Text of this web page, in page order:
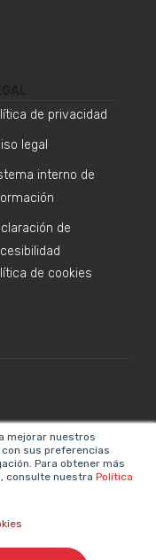
mejorar nuestros
sus preferencias
Para obtener más
consulte nuestra Política
de privacidad
legal
interno de
de
de cookies